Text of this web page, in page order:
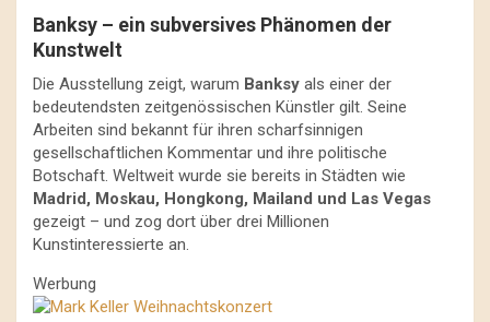
Banksy – ein subversives Phänomen der
Kunstwelt
Die Ausstellung zeigt, warum Banksy als einer der
bedeutendsten zeitgenössischen Künstler gilt. Seine
Arbeiten sind bekannt für ihren scharfsinnigen
gesellschaftlichen Kommentar und ihre politische
Botschaft. Weltweit wurde sie bereits in Städten wie
Madrid, Moskau, Hongkong, Mailand und Las Vegas
gezeigt – und zog dort über drei Millionen
Kunstinteressierte an.
Werbung